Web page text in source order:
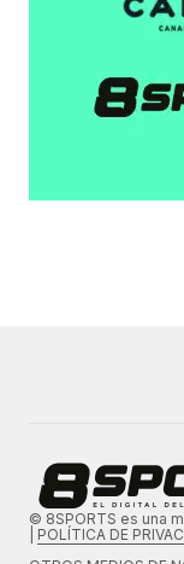
© 8SPORTS es una
POLÍTICA DE